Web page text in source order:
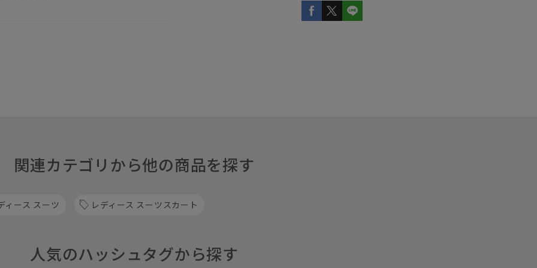
関連カテゴリから他の商品を探す
ィース スーツ レディース スーツスカート
人気のハッシュタグから探す